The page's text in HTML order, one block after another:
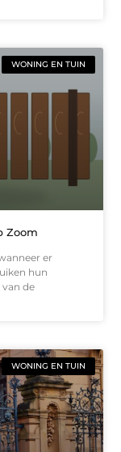
WONING EN TUIN
Zoom
er
hun
de
WONING EN TUIN